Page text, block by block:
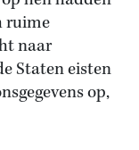
ruime
naar
Staten eisten
op,